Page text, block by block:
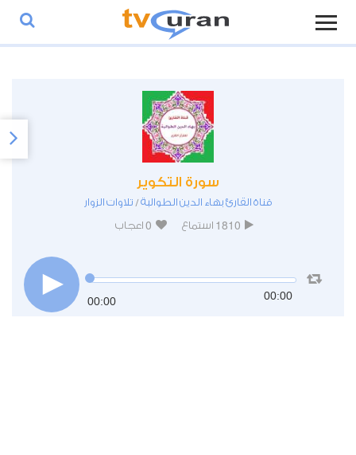
سورة التكوير
قناة القارئ بهاء الدين الطوالبة/ تلاوات الزوار
1810 استماع 0 اعجاب
00:00 00:00